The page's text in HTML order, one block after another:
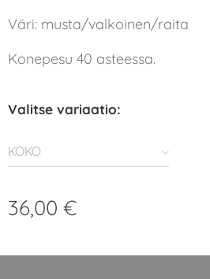
Väri: musta/valkoinen/raita
Konepesu 40 asteessa.
Valitse variaatio:
KOKO
36,00 €